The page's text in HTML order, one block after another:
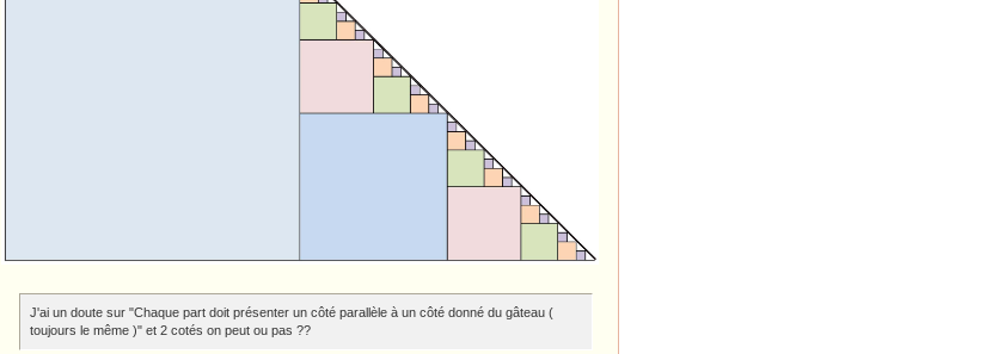
J'ai un doute sur "Chaque part doit présenter un côté parallèle à un côté donné du gâteau (
toujours le même )" et 2 cotés on peut ou pas ??